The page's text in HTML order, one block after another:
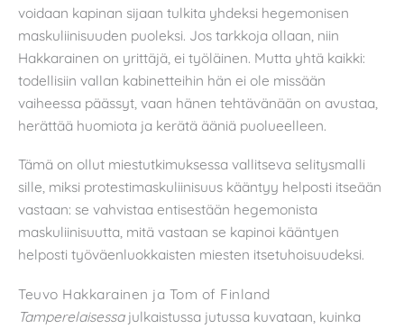
voidaan kapinan sijaan tulkita yhdeksi hegemonisen
maskuliinisuuden puoleksi. Jos tarkkoja ollaan, niin
Hakkarainen on yrittäjä, ei työläinen. Mutta yhtä kaikki:
todellisiin vallan kabinetteihin hän ei ole missään
vaiheessa päässyt, vaan hänen tehtävänään on avustaa,
herättää huomiota ja kerätä ääniä puolueelleen.
Tämä on ollut miestutkimuksessa vallitseva selitysmalli
sille, miksi protestimaskuliinisuus kääntyy helposti itseään
vastaan: se vahvistaa entisestään hegemonista
maskuliinisuutta, mitä vastaan se kapinoi kääntyen
helposti työväenluokkaisten miesten itsetuhoisuudeksi.
Teuvo Hakkarainen ja Tom of Finland
Tamperelaisessajulkaistussa jutussa kuvataan, kuinka